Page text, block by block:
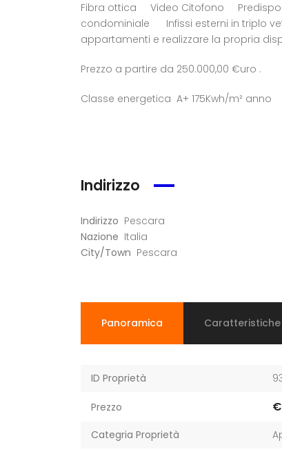
Fibra ottica Video Citofono
condominiale Infissi esterni in
appartamenti e realizzare la
Prezzo a partire da 250.000,00 €uro .
Classe energetica A+ 175Kwh/m² anno
Indirizzo
Indirizzo Pescara
Nazione Italia
City/Town Pescara
Panoramica Caratteristiche
ID Proprietà
Prezzo
Categria Proprietà